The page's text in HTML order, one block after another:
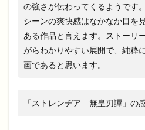
の強さが伝わってくるようです
シーンの爽快感はなかなか目を
ある作品と言えます。ストーリ
がらわかりやすい展開で、純粋
画であると思います。
「ストレンヂア 無皇刃譚」の